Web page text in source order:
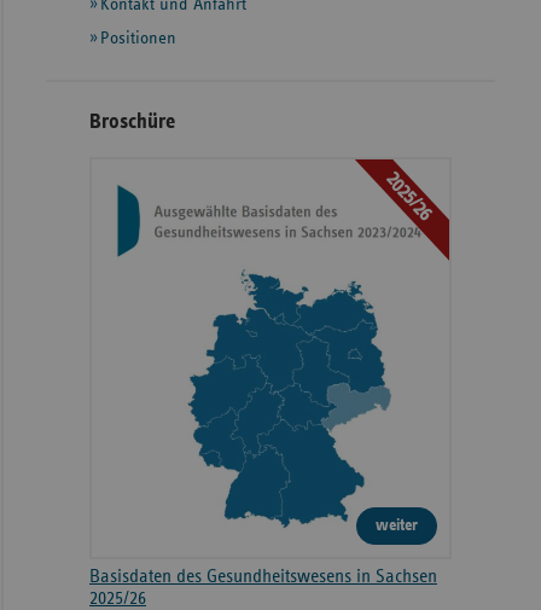
Kontakt und Anfahrt
Positionen
Broschüre
2025/26
weiter
Basisdaten des Gesundheitswesens in Sachsen
2025/26